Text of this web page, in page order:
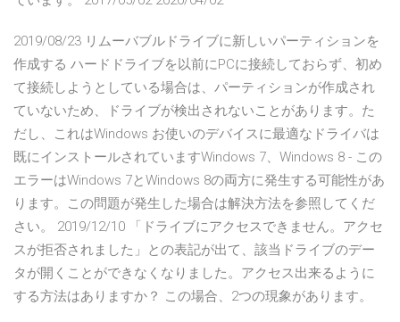
2019/08/23 リムーバブルドライブに新しいパーティションを
作成する ハードドライブを以前にPCに接続しておらず、初め
て接続しようとしている場合は、パーティションが作成され
ていないため、ドライブが検出されないことがあります。た
だし、これはWindows お使いのデバイスに最適なドライバは
既にインストールされていますWindows 7、Windows 8 - この
エラーはWindows 7とWindows 8の両方に発生する可能性があ
ります。この問題が発生した場合は解決方法を参照してくだ
さい。 2019/12/10 「ドライブにアクセスできません。アクセ
スが拒否されました」との表記が出て、該当ドライブのデー
タが開くことができなくなりました。アクセス出来るように
する方法はありますか？ この場合、2つの現象があります。